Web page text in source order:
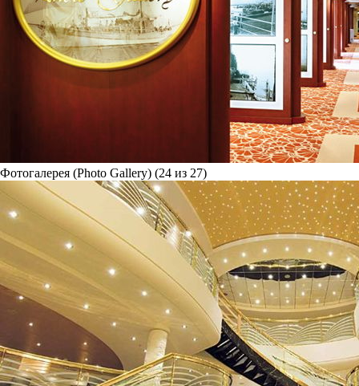
Фотогалерея (Photo Gallery) (24 из 27)